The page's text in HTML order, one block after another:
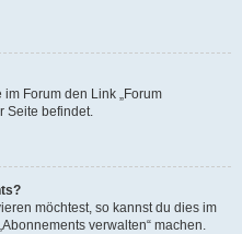
Forum den Link „Forum
Seite befindet.
möchtest, so kannst du dies im
verwalten“ machen.